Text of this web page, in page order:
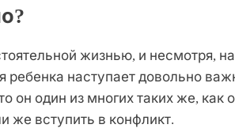
жизнью, и несмотря,
ребенка наступает довольно
он один из многих таких же, как
же вступить в конфликт.